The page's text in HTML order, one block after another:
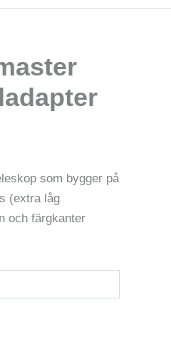
som bygger på
(extra låg
och färgkanter